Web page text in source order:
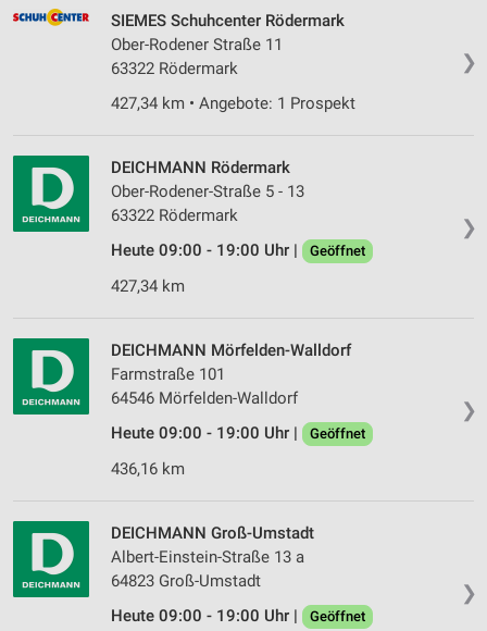
❯
SIEMES Schuhcenter Rödermark
Ober-Rodener Straße 11
63322 Rödermark
427,34 km • Angebote: 1 Prospekt
❯
DEICHMANN Rödermark
Ober-Rodener-Straße 5 - 13
63322 Rödermark
Heute 09:00 - 19:00 Uhr |
Geöffnet
427,34 km
❯
DEICHMANN Mörfelden-Walldorf
Farmstraße 101
64546 Mörfelden-Walldorf
Heute 09:00 - 19:00 Uhr |
Geöffnet
436,16 km
❯
DEICHMANN Groß-Umstadt
Albert-Einstein-Straße 13 a
64823 Groß-Umstadt
Heute 09:00 - 19:00 Uhr |
Geöffnet
Speichern von oder Zugriff auf Informationen
auf einem Endgerät
Verwendung reduzierter Daten zur Auswahl von
Werbung
Verwendung von Profilen zur Auswahl
personalisierter Werbung
Erstellung von Profilen zur Personalisierung
von Inhalten
personalisierter Inhalte
Messung der Werbeleistung
Messung der Performance von Inhalten
Analyse von Zielgruppen durch Statistiken oder
Entwicklung und Verbesserung der Angebote
Verwendung reduzierter Daten zur Auswahl von